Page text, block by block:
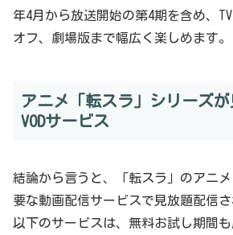
年4月から放送開始の第4期を含め、
オフ、劇場版まで幅広く楽しめます。
アニメ「転スラ」シリーズ
VODサービス
結論から言うと、「転スラ」のアニ
要な動画配信サービスで見放題配信
以下のサービスは、無料お試し期間